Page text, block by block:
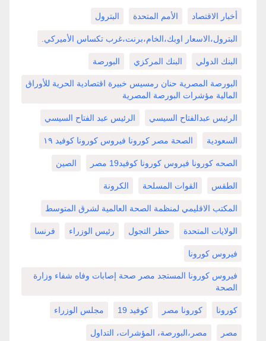
أخبار الاقتصاد الأمم المتحدة البترول
البترول،الاسعار اوبك،الخام،برنت،غرب تكساس الأميركي.
البنك الدولي البنك المركزي البورصة
البورصة المصرية حنان رمسيس خبيرة اقتصادية الحرية للأوراق
المالية مؤشرات البورصة المصرية
الرئيس عبدالفتاح السيسي الرئيس عبد الفتاح السيسي
السعودية الصحة مصر كورونا فيروس كورونا كوفيد ١٩
الصحه كورونا فيروس كورونا كوفيد19 مصر الصين
الطقس القوات المسلحة الكرونة
المكتب الاقليمي لمنظمة الصحة العالمية لشرق المتوسط
الولايات المتحدة حظر التجول رئيس الوزراء فرنسا
فيروس كورونا
فيروس كورونا المستجد مصر صحة إصابات وفاه شفاء وزارة
الصحة
كورونا كورونا مصر كوفيد 19 مجلس الوزراء
مصر مصر،البورصة، المؤشرات، التداول